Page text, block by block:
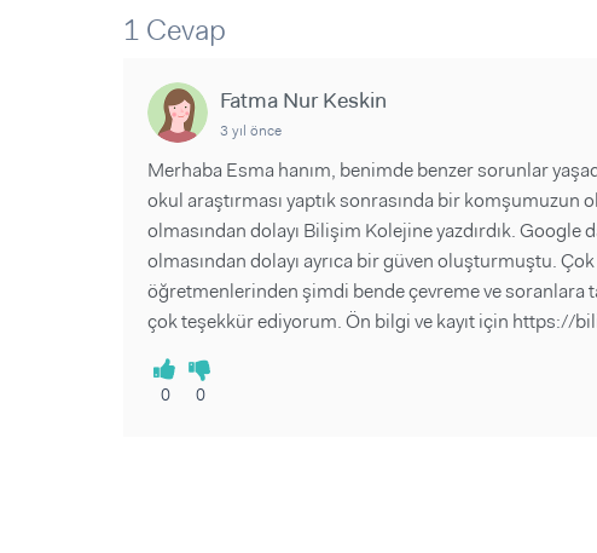
Makaleler
Videolar
1 Cevap
Fatma Nur Keskin
3 yıl önce
Merhaba Esma hanım, benimde benzer sorunlar
okul araştırması yaptık sonrasında bir
olmasından dolayı Bilişim Kolejine yazdırdık. Google
olmasından dolayı ayrıca bir güven oluşturmuştu.
öğretmenlerinden şimdi bende çevreme ve
çok teşekkür ediyorum. Ön bilgi ve kayıt için https://
0 0